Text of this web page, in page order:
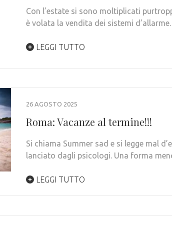
Con l’estate si sono moltiplicati
è volata la vendita dei sistemi
LEGGI TUTTO
26 AGOSTO 2025
Roma: Vacanze al termine!!!
Si chiama Summer sad e si legge mal
lanciato dagli psicologi. Una forma
LEGGI TUTTO